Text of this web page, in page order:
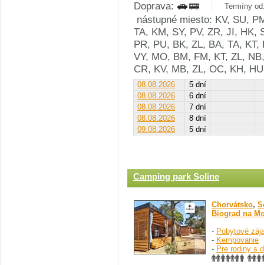
Doprava: Termíny
nástupné miesto: KV, SU,
TA, KM, SY, PV, ZR, JI, HK,
PR, PU, BK, ZL, BA, TA,
VY, MO, BM, FM, KT, ZL,
CR, KV, MB, ZL, OC, KH,
08.08.2026
5 dní
08.08.2026
6 dní
08.08.2026
7 dní
08.08.2026
8 dní
09.08.2026
5 dní
Camping park Soline
Chorvátsko,
Biograd na
- Pobytové
- Kempovanie
- Pre rodiny s